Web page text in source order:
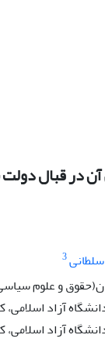
در قبال دولت
3
و علوم
آزاد اسلامی،
آزاد اسلامی،